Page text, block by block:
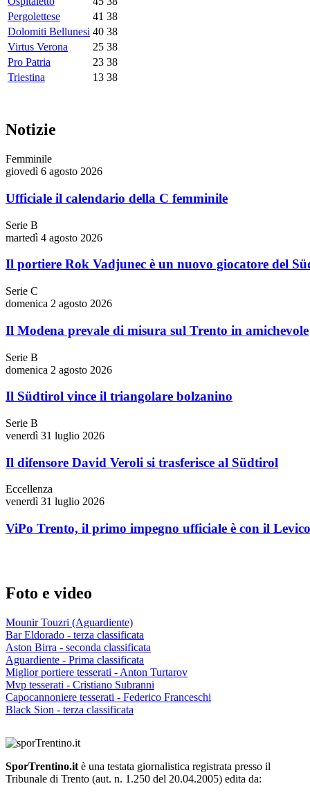
Pergolettese
41 38
Dolomiti Bellunesi 40 38
Virtus Verona
25 38
Pro Patria
23 38
Triestina
13 38
Notizie
Femminile
giovedì 6 agosto 2026
Ufficiale il calendario della C femminile
Serie B
martedì 4 agosto 2026
Il portiere Rok Vadjunec è un nuovo giocatore del
Serie C
domenica 2 agosto 2026
Il Modena prevale di misura sul Trento in amichevole
Serie B
domenica 2 agosto 2026
Il Südtirol vince il triangolare bolzanino
Serie B
venerdì 31 luglio 2026
Il difensore David Veroli si trasferisce al Südtirol
Eccellenza
venerdì 31 luglio 2026
ViPo Trento, il primo impegno ufficiale è con il
Foto e video
Mounir Touzri (Aguardiente)
Bar Eldorado - terza classificata
Aston Birra - seconda classificata
Aguardiente - Prima classificata
Miglior portiere tesserati - Anton Turtarov
Mvp tesserati - Cristiano Subranni
Capocannoniere tesserati - Federico Franceschi
Black Sion - terza classificata
SporTrentino.it è una testata giornalistica registrata presso il
Tribunale di Trento (aut. n. 1.250 del 20.04.2005) edita da: